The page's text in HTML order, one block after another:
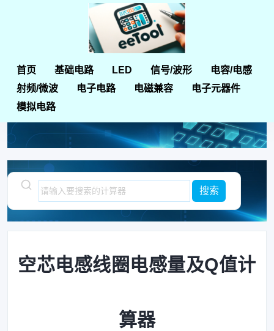
首页 基础电路 LED 信号/波形
电容/电感
射频/微波
电子电路 电磁兼容
电子元器件
模拟电路
空芯电感线圈电感量及Q值计
算器